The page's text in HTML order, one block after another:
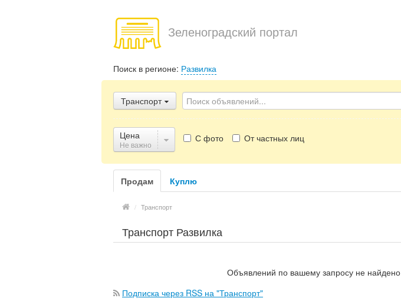
Зеленоградский портал
Поиск в регионе: Развилка
Транспорт
Цена
Не важно
С фото От частных лиц
Продам Куплю
/ Транспорт
Транспорт Развилка
Объявлений по вашему запросу не найдено
Подписка через RSS на "Транспорт"